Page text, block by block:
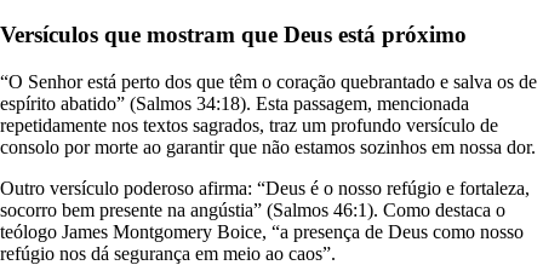
Versículos que mostram que Deus está próximo
“O Senhor está perto dos que têm o coração quebrantado e salva os de
espírito abatido” (Salmos 34:18). Esta passagem, mencionada
repetidamente nos textos sagrados, traz um profundo versículo de
consolo por morte ao garantir que não estamos sozinhos em nossa dor.
Outro versículo poderoso afirma: “Deus é o nosso refúgio e fortaleza,
socorro bem presente na angústia” (Salmos 46:1). Como destaca o
teólogo James Montgomery Boice, “a presença de Deus como nosso
refúgio nos dá segurança em meio ao caos”.